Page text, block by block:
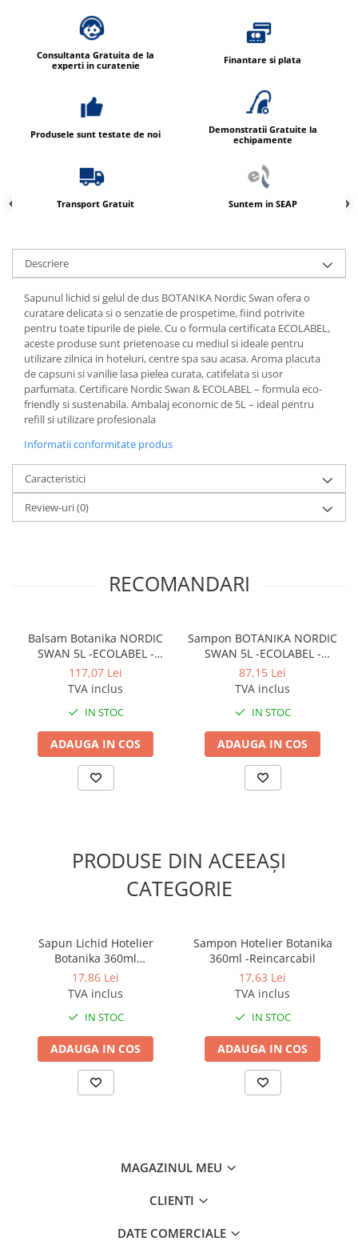
Consultanta Gratuita de la
experti in curatenie
Finantare si plata
Produsele sunt testate de noi
Demonstratii Gratuite la
echipamente
Transport Gratuit Suntem in SEAP
Descriere
Sapunul lichid si gelul de dus BOTANIKA Nordic Swan ofera o
curatare delicata si o senzatie de prospetime, fiind potrivite
pentru toate tipurile de piele. Cu o formula certificata ECOLABEL,
aceste produse sunt prietenoase cu mediul si ideale pentru
utilizare zilnica in hoteluri, centre spa sau acasa. Aroma placuta
de capsuni si vanilie lasa pielea curata, catifelata si usor
parfumata. Certificare Nordic Swan & ECOLABEL – formula eco-
friendly si sustenabila. Ambalaj economic de 5L – ideal pentru
refill si utilizare profesionala
Informatii conformitate produs
Caracteristici
Review-uri(0)
RECOMANDARI
Balsam Botanika NORDIC
SWAN 5L -ECOLABEL -
Capsuni si Vanilie
117,07 Lei
TVA inclus
IN STOC
ADAUGA IN COS
Sampon BOTANIKA NORDIC
SWAN 5L -ECOLABEL -
Capsuni si Vanilie
87,15 Lei
TVA inclus
IN STOC
ADAUGA IN COS
PRODUSE DIN ACEEAȘI
CATEGORIE
Sapun Lichid Hotelier
Botanika 360ml
Reincarcabil
17,86 Lei
TVA inclus
IN STOC
ADAUGA IN COS
Sampon Hotelier Botanika
360ml -Reincarcabil
17,63 Lei
TVA inclus
IN STOC
ADAUGA IN COS
MAGAZINUL MEU
CLIENTI
DATE COMERCIALE